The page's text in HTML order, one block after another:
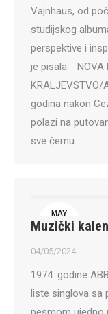
Vajnhaus, od
studijskog
perspektive i
je pisala. NOVA
godina nakon
polazi na
sve čemu…
MAY
4
Muzički
04/05/2024
1974. godine
liste singlova sa